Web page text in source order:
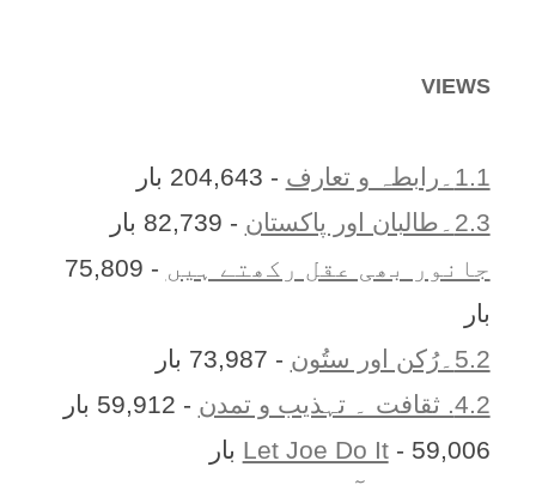
VIEWS
1.1۔رابطہ و تعارف
- 204,643 بار
2.3۔طالبان اور پاکستان
- 82,739 بار
جانور بھی عقل رکھتے ہیں
- 75,809
بار
5.2۔رُکن اور ستُون
- 73,987 بار
4.2. ثقافت ۔ تہذیب و تمدن
- 59,912 بار
Let Joe Do It- 59,006 بار